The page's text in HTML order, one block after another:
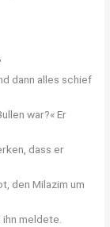
dann alles schief
war?« Er
dass er
den Milazim um
meldete.